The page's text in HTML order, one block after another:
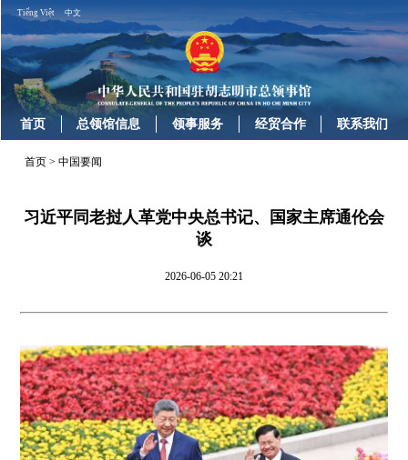
Tiếng Việt 中文
首页 总领馆信息 领事服务 经贸合作 联系我们
首页 >中国要闻
习近平同老挝人革党中央总书记、国家主席通伦会
谈
2026-06-05 20:21